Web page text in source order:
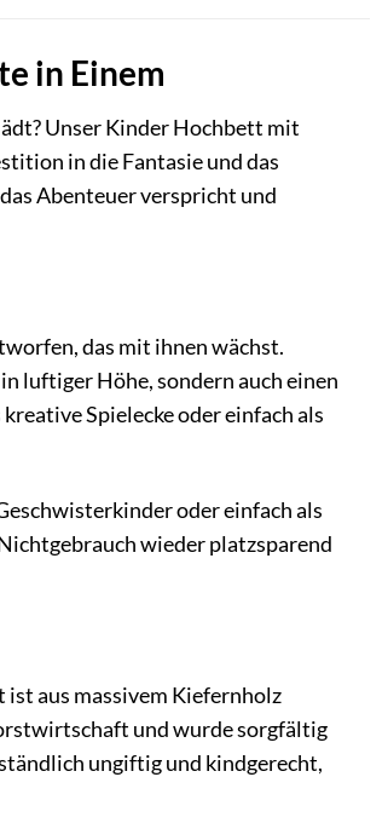
in Einem
Unser Kinder Hochbett mit
in die Fantasie und das
Abenteuer verspricht und
das mit ihnen wächst.
luftiger Höhe, sondern auch einen
Spielecke oder einfach als
oder einfach als
wieder platzsparend
aus massivem Kiefernholz
und wurde sorgfältig
ungiftig und kindgerecht,